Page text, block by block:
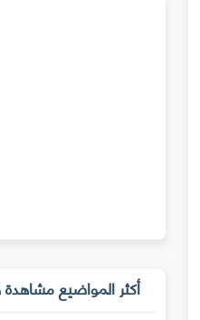
أكثر المواضيع